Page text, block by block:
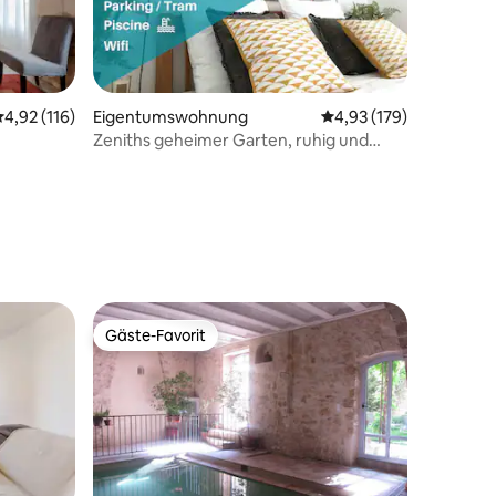
Bewertungen
Bewertung: 4,92 von 5, 116 Bewertungen
4,92 (116)
Eigentumswohnung Durchschnittliche
4,93 (179)
Zeniths geheimer Garten, ruhig und
Gäste-Favorit
Gäste-Favorit